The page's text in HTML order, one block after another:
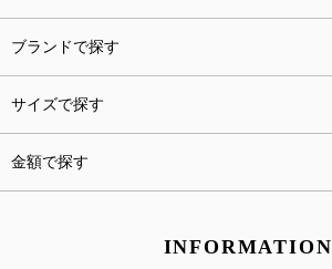
ブランドで探す
サイズで探す
金額で探す
INFORMATION